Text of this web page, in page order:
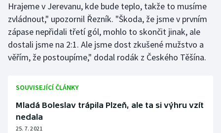
Rychlostní kanoistika
Short track
Sportovní střelba
Stolní tenis
Triatlon
Hrajeme v Jerevanu, kde bude teplo, takže to musíme
zvládnout," upozornil Řezník. "Škoda, že jsme v prvním
zápase nepřidali třetí gól, mohlo to skončit jinak, ale
dostali jsme na 2:1. Ale jsme dost zkušené mužstvo a
věřím, že postoupíme," dodal rodák z Českého Těšína.
SOUVISEJÍCÍ ČLÁNKY
Mladá Boleslav trápila Plzeň, ale ta si výhru vzít
nedala
25. 7. 2021